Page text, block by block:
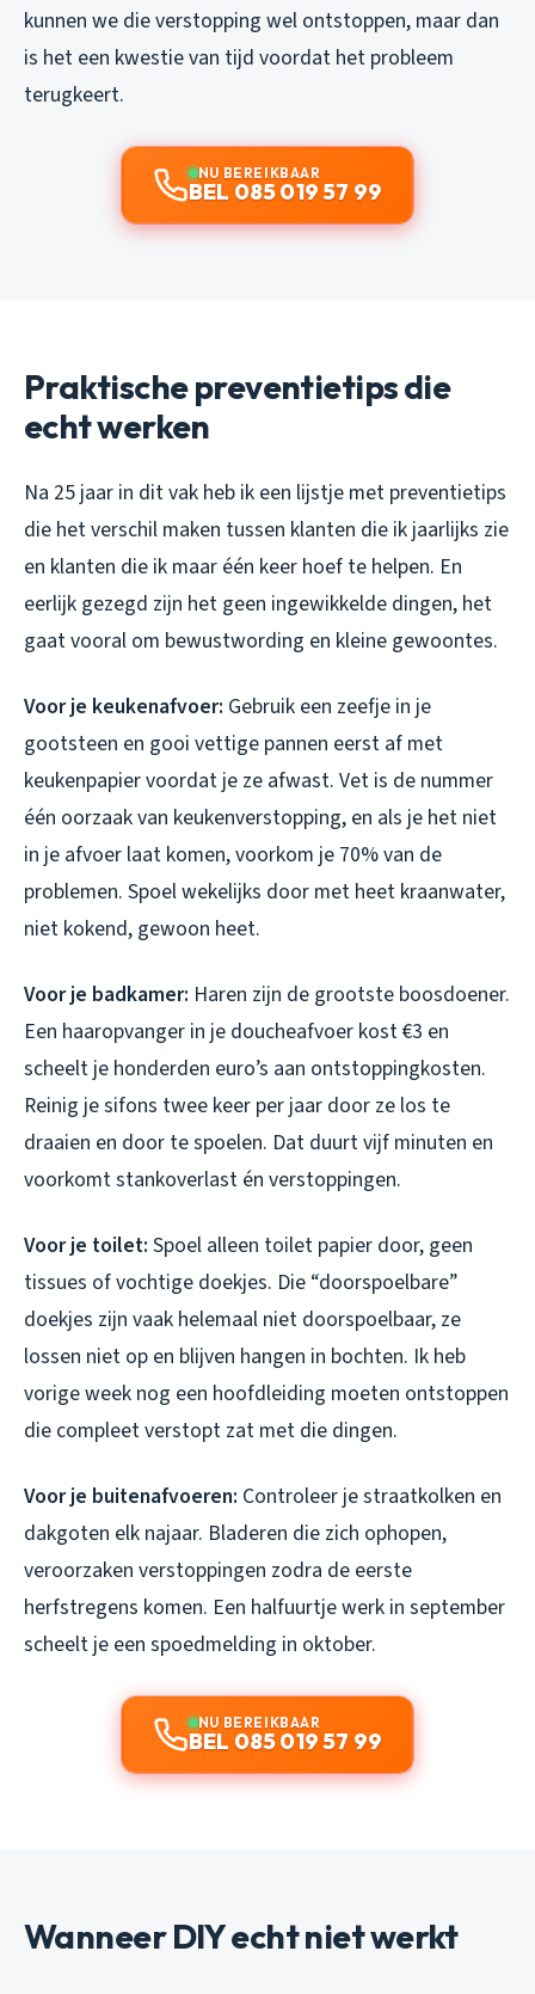
kunnen we die verstopping wel ontstoppen, maar dan
is het een kwestie van tijd voordat het probleem
terugkeert.
NU BEREIKBAAR
BEL 085 019 57 99
Praktische preventietips die
echt werken
Na 25 jaar in dit vak heb ik een lijstje met preventietips
die het verschil maken tussen klanten die ik jaarlijks zie
en klanten die ik maar één keer hoef te helpen. En
eerlijk gezegd zijn het geen ingewikkelde dingen, het
gaat vooral om bewustwording en kleine gewoontes.
Voor je keukenafvoer: Gebruik een zeefje in je
gootsteen en gooi vettige pannen eerst af met
keukenpapier voordat je ze afwast. Vet is de nummer
één oorzaak van keukenverstopping, en als je het niet
in je afvoer laat komen, voorkom je 70% van de
problemen. Spoel wekelijks door met heet kraanwater,
niet kokend, gewoon heet.
Voor je badkamer: Haren zijn de grootste boosdoener.
Een haaropvanger in je doucheafvoer kost €3 en
scheelt je honderden euro’s aan ontstoppingkosten.
Reinig je sifons twee keer per jaar door ze los te
draaien en door te spoelen. Dat duurt vijf minuten en
voorkomt stankoverlast én verstoppingen.
Voor je toilet: Spoel alleen toilet papier door, geen
tissues of vochtige doekjes. Die “doorspoelbare”
doekjes zijn vaak helemaal niet doorspoelbaar, ze
lossen niet op en blijven hangen in bochten. Ik heb
vorige week nog een hoofdleiding moeten ontstoppen
die compleet verstopt zat met die dingen.
Voor je buitenafvoeren: Controleer je straatkolken en
dakgoten elk najaar. Bladeren die zich ophopen,
veroorzaken verstoppingen zodra de eerste
herfstregens komen. Een halfuurtje werk in september
scheelt je een spoedmelding in oktober.
NU BEREIKBAAR
BEL 085 019 57 99
Wanneer DIY echt niet werkt